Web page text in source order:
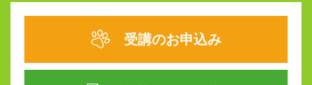
受講のお申込み